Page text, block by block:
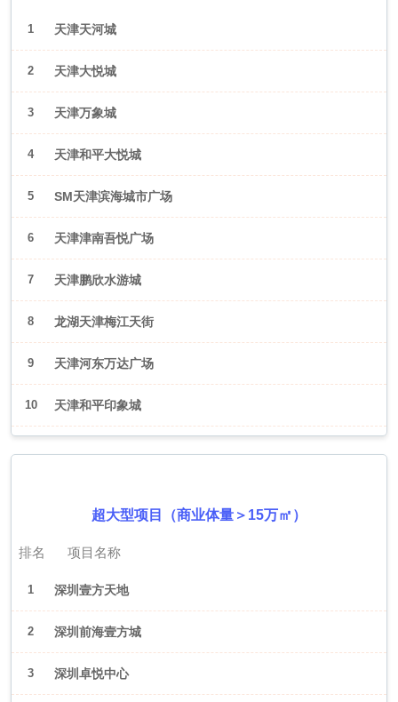
1 天津天河城
2 天津大悦城
3 天津万象城
4 天津和平大悦城
5 SM天津滨海城市广场
6 天津津南吾悦广场
7 天津鹏欣水游城
8 龙湖天津梅江天街
9 天津河东万达广场
10 天津和平印象城
超大型项目（商业体量＞15万㎡）
排名 项目名称
1 深圳壹方天地
2 深圳前海壹方城
3 深圳卓悦中心